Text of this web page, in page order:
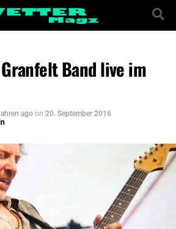
Band live im
ago on 20. September 2016